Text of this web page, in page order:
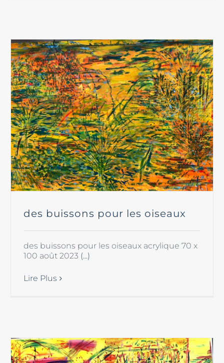
des buissons pour les oiseaux
des buissons pour les oiseaux acrylique 70 x
100 août 2023 (...)
Lire Plus